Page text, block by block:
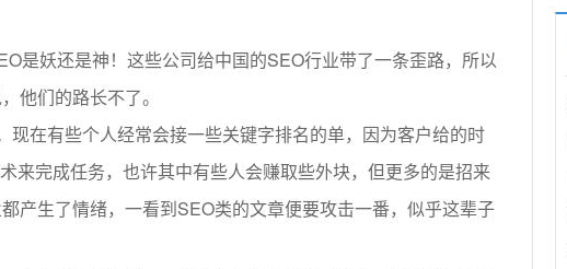
是妖还是神！这些公司给中国的SEO行业带了一条歪路，所以
他们的路长不了。
在有些个人经常会接一些关键字排名的单，因为客户给的时
来完成任务，也许其中有些人会赚取些外块，但更多的是招来
产生了情绪，一看到SEO类的文章便要攻击一番，似乎这辈子